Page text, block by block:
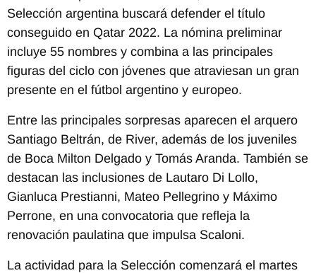
Selección argentina buscará defender el título
conseguido en Qatar 2022. La nómina preliminar
incluye 55 nombres y combina a las principales
figuras del ciclo con jóvenes que atraviesan un gran
presente en el fútbol argentino y europeo.
Entre las principales sorpresas aparecen el arquero
Santiago Beltrán, de River, además de los juveniles
de Boca Milton Delgado y Tomás Aranda. También se
destacan las inclusiones de Lautaro Di Lollo,
Gianluca Prestianni, Mateo Pellegrino y Máximo
Perrone, en una convocatoria que refleja la
renovación paulatina que impulsa Scaloni.
La actividad para la Selección comenzará el martes